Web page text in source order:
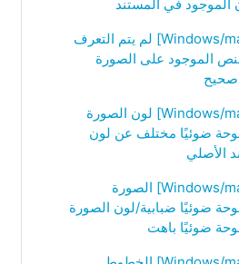
الموجود في المستند
[Windows/macOS] لم يتم التعرف
الموجود على الصورة
[Windows/macOS] لون الصورة
ضوئيًا مختلف عن لون
الأصلي
[Windows/macOS] الصورة
ضوئيًا ضبابية/لون الصورة
ضوئيًا باهت